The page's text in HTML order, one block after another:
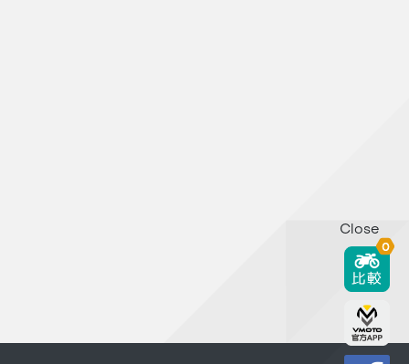
Close
0